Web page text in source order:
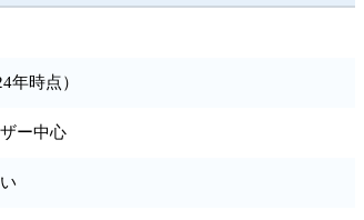
年時点）
ー中心